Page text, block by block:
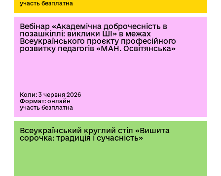
участь безплатна
Вебінар «Академічна доброчесність в
позашкіллі: виклики ШІ» в межах
Всеукраїнського проєкту професійного
розвитку педагогів «МАН. Освітянська»
Коли: 3 червня 2026
Формат: онлайн
участь безплатна
Всеукраїнський круглий стіл «Вишита
сорочка: традиція і сучасність»